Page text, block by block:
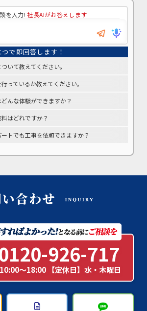
を入力! 社長AIがお答えします
いて教えてください。
っているか教えてください。
んな体験ができますか？
はどれですか？
トでも工事を依頼できますか？
926-717
～18:00 【定休日】水・木曜日